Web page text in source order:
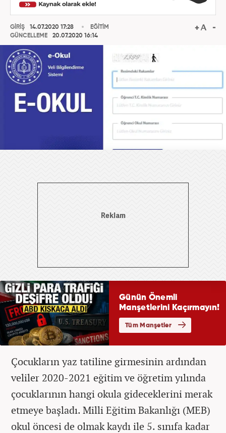
GİRİŞ
14.07.2020 17:28
GÜNCELLEME
20.07.2020 16:14
EĞİTİM
Çocukların yaz tatiline girmesinin ardından
veliler 2020-2021 eğitim ve öğretim yılında
çocuklarının hangi okula gideceklerini merak
etmeye başladı. Milli Eğitim Bakanlığı (MEB)
okul öncesi de olmak kaydı ile 5. sınıfa kadar